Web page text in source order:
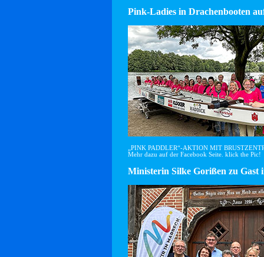
Pink-Ladies in Drachenbooten
„PINK PADDLER“-AKTION MIT
Mehr dazu auf der Facebook Seite. klick the Pic!
Ministerin Silke Gorißen zu Gast